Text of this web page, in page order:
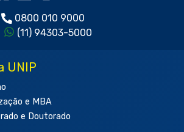
0800 010 9000
(11) 94303-5000
UNIP
e MBA
e Doutorado